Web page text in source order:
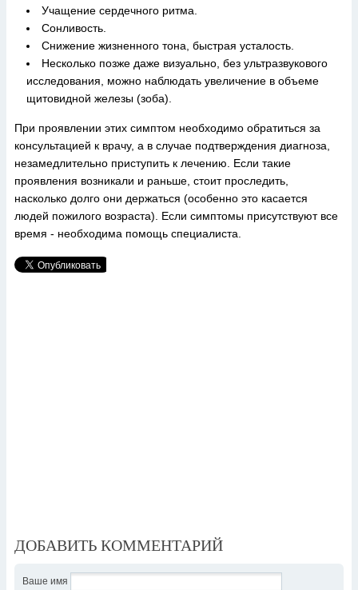
Учащение сердечного ритма.
Сонливость.
Снижение жизненного тона, быстрая усталость.
Несколько позже даже визуально, без ультразвукового
исследования, можно наблюдать увеличение в объеме
щитовидной железы (зоба).
При проявлении этих симптом необходимо обратиться за
консультацией к врачу, а в случае подтверждения диагноза,
незамедлительно приступить к лечению. Если такие
проявления возникали и раньше, стоит проследить,
насколько долго они держаться (особенно это касается
людей пожилого возраста). Если симптомы присутствуют все
время - необходима помощь специалиста.
ДОБАВИТЬ КОММЕНТАРИЙ
Ваше имя